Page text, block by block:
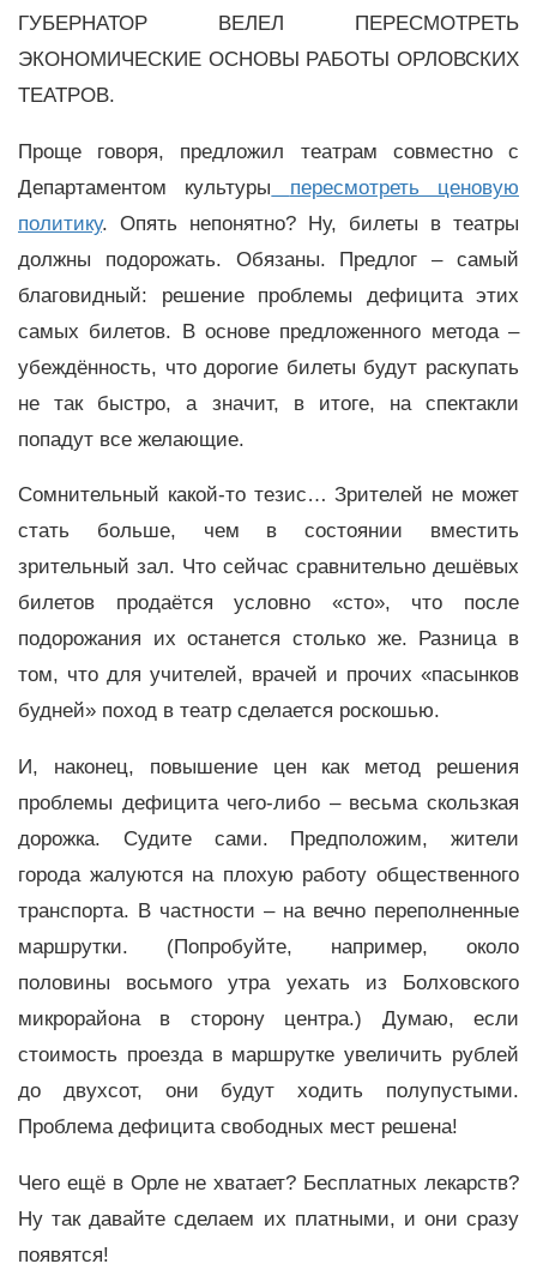
ГУБЕРНАТОР ВЕЛЕЛ ПЕРЕСМОТРЕТЬ
ЭКОНОМИЧЕСКИЕ ОСНОВЫ РАБОТЫ ОРЛОВСКИХ
ТЕАТРОВ.
Проще говоря, предложил театрам совместно с
Департаментом культуры
пересмотреть ценовую
политику. Опять непонятно? Ну, билеты в театры
должны подорожать. Обязаны. Предлог – самый
благовидный: решение проблемы дефицита этих
самых билетов. В основе предложенного метода –
убеждённость, что дорогие билеты будут раскупать
не так быстро, а значит, в итоге, на спектакли
попадут все желающие.
Сомнительный какой-то тезис… Зрителей не может
стать больше, чем в состоянии вместить
зрительный зал. Что сейчас сравнительно дешёвых
билетов продаётся условно «сто», что после
подорожания их останется столько же. Разница в
том, что для учителей, врачей и прочих «пасынков
будней» поход в театр сделается роскошью.
И, наконец, повышение цен как метод решения
проблемы дефицита чего-либо – весьма скользкая
дорожка. Судите сами. Предположим, жители
города жалуются на плохую работу общественного
транспорта. В частности – на вечно переполненные
маршрутки. (Попробуйте, например, около
половины восьмого утра уехать из Болховского
микрорайона в сторону центра.) Думаю, если
стоимость проезда в маршрутке увеличить рублей
до двухсот, они будут ходить полупустыми.
Проблема дефицита свободных мест решена!
Чего ещё в Орле не хватает? Бесплатных лекарств?
Ну так давайте сделаем их платными, и они сразу
появятся!